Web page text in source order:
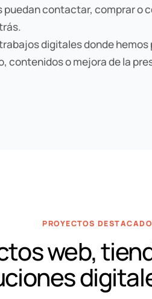
contactar, comprar o
digitales donde
o mejora de la
PROYECTOS
web,